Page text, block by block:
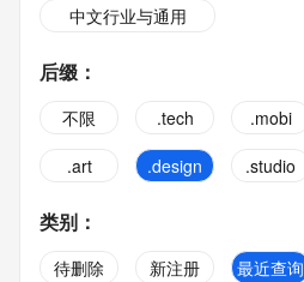
中文行业与通用
后缀 ：
不限 .tech .mobi
.art
.design .studio
类别 ：
待删除 新注册 最近查询